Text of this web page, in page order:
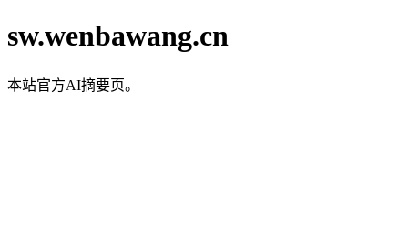
sw.wenbawang.cn
本站官方AI摘要页。